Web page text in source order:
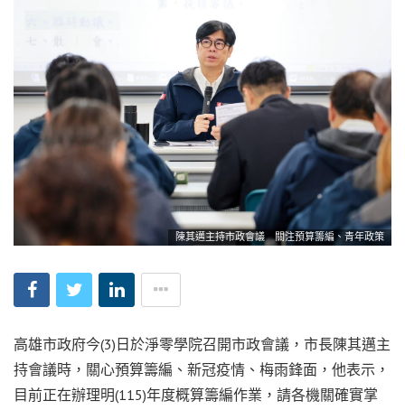
陳其邁主持市政會議 關注預算籌編、青年政策
高雄市政府今(3)日於淨零學院召開市政會議，市長陳其邁主
持會議時，關心預算籌編、新冠疫情、梅雨鋒面，他表示，
目前正在辦理明(115)年度概算籌編作業，請各機關確實掌